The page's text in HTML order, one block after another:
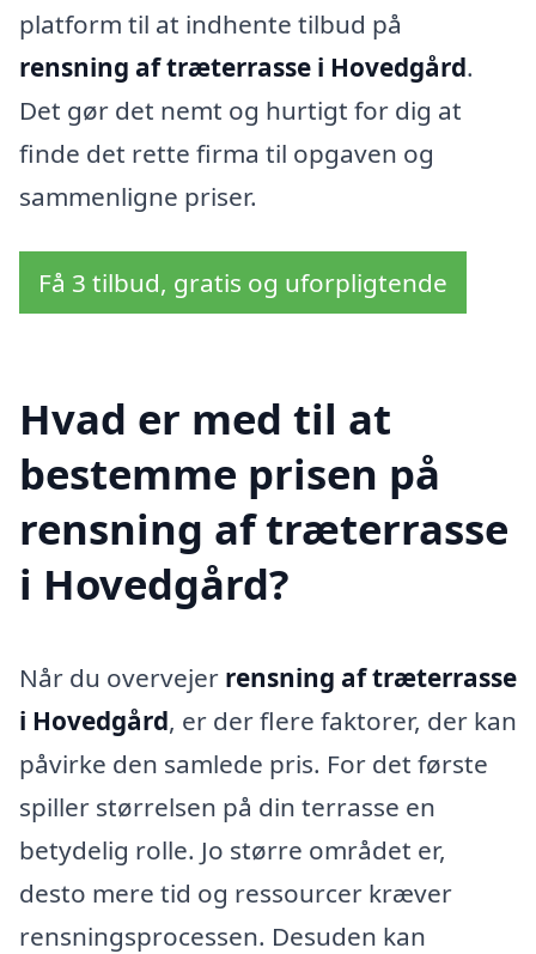
platform til at indhente tilbud på
rensning af træterrasse i Hovedgård.
Det gør det nemt og hurtigt for dig at
finde det rette firma til opgaven og
sammenligne priser.
Få 3 tilbud, gratis og uforpligtende
Hvad er med til at
bestemme prisen på
rensning af træterrasse
i Hovedgård?
Når du overvejer rensning af træterrasse
i Hovedgård, er der flere faktorer, der kan
påvirke den samlede pris. For det første
spiller størrelsen på din terrasse en
betydelig rolle. Jo større området er,
desto mere tid og ressourcer kræver
rensningsprocessen. Desuden kan